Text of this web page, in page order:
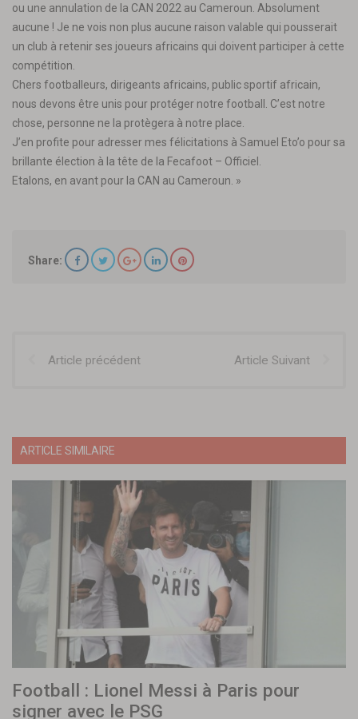
ou une annulation de la CAN 2022 au Cameroun. Absolument
aucune ! Je ne vois non plus aucune raison valable qui pousserait
un club à retenir ses joueurs africains qui doivent participer à cette
compétition.
Chers footballeurs, dirigeants africains, public sportif africain,
nous devons être unis pour protéger notre football. C’est notre
chose, personne ne la protègera à notre place.
J’en profite pour adresser mes félicitations à Samuel Eto’o pour sa
brillante élection à la tête de la Fecafoot – Officiel.
Etalons, en avant pour la CAN au Cameroun. »
Share:
Article précédent Article Suivant
ARTICLE SIMILAIRE
Football : Lionel Messi à Paris pour
signer avec le PSG